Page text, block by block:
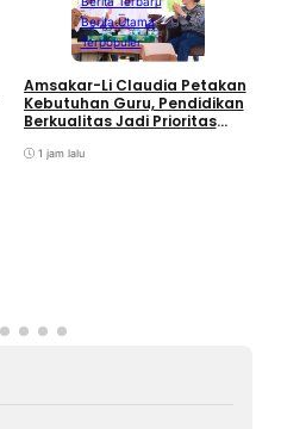
Berita Utama
Terpopuler
Amsakar-Li Claudia Petakan
Kebutuhan Guru, Pendidikan
Berkualitas Jadi Prioritas
1 jam lalu